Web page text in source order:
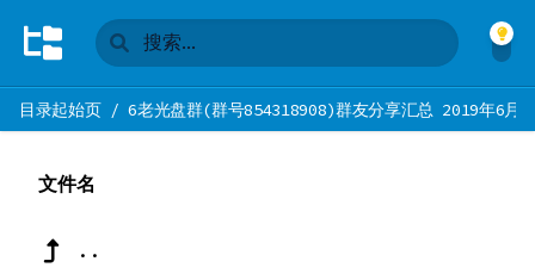
目录起始页/6老光盘群(群号854318908)群友分享汇总 2019年6月
文件名
..